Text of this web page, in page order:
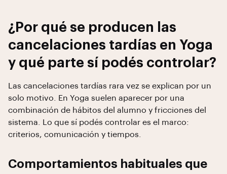
¿Por qué se producen las
cancelaciones tardías en Yoga
y qué parte sí podés controlar?
Las cancelaciones tardías rara vez se explican por un
solo motivo. En Yoga suelen aparecer por una
combinación de hábitos del alumno y fricciones del
sistema. Lo que sí podés controlar es el marco:
criterios, comunicación y tiempos.
Comportamientos habituales que